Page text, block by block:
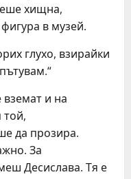
хищна,
в музей.
глухо, взирайки
вземат и на
той,
да прозира.
За
Десислава. Тя е